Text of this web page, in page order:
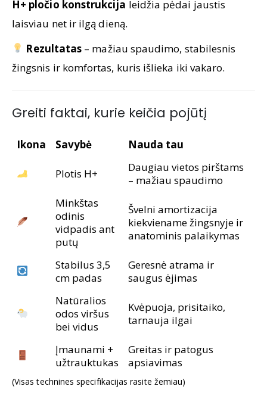
H+ pločio konstrukcija leidžia pėdai jaustis
laisviau net ir ilgą dieną.
Rezultatas – mažiau spaudimo, stabilesnis
žingsnis ir komfortas, kuris išlieka iki vakaro.
Greiti faktai, kurie keičia pojūtį
Ikona Savybė Nauda tau
Plotis H+
Daugiau vietos pirštams
– mažiau spaudimo
Minkštas
odinis
vidpadis ant
putų
Švelni amortizacija
kiekviename žingsnyje ir
anatominis palaikymas
Stabilus 3,5
cm padas
Geresnė atrama ir
saugus ėjimas
Natūralios
odos viršus
bei vidus
Kvėpuoja, prisitaiko,
tarnauja ilgai
Įmaunami +
užtrauktukas
Greitas ir patogus
apsiavimas
(Visas technines specifikacijas rasite žemiau)